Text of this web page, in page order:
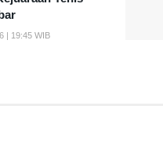
| 19:45 WIB